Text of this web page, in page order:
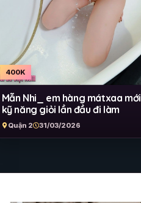
400K
Mẫn Nhi_ em hàng mátxaa
kỹ năng giỏi lần đầu đi làm
Quận 2 31/03/2026